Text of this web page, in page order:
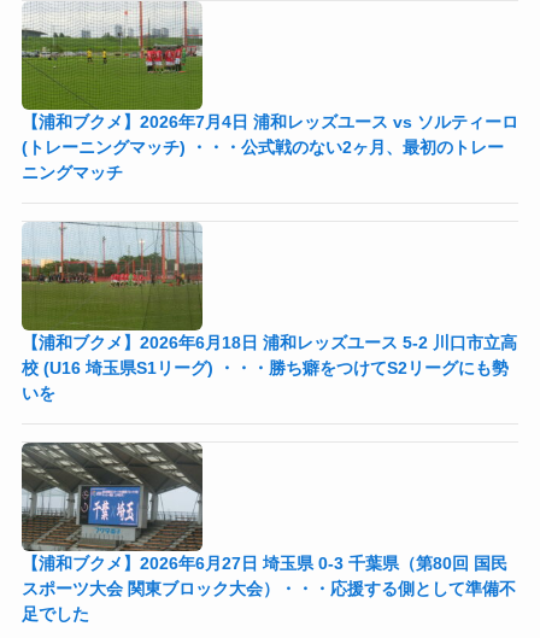
【浦和ブクメ】2026年7月4日 浦和レッズユース vs ソルティーロ
(トレーニングマッチ) ・・・公式戦のない2ヶ月、最初のトレー
ニングマッチ
【浦和ブクメ】2026年6月18日 浦和レッズユース 5-2 川口市立高
校 (U16 埼玉県S1リーグ) ・・・勝ち癖をつけてS2リーグにも勢
いを
【浦和ブクメ】2026年6月27日 埼玉県 0-3 千葉県（第80回 国民
スポーツ大会 関東ブロック大会）・・・応援する側として準備不
足でした